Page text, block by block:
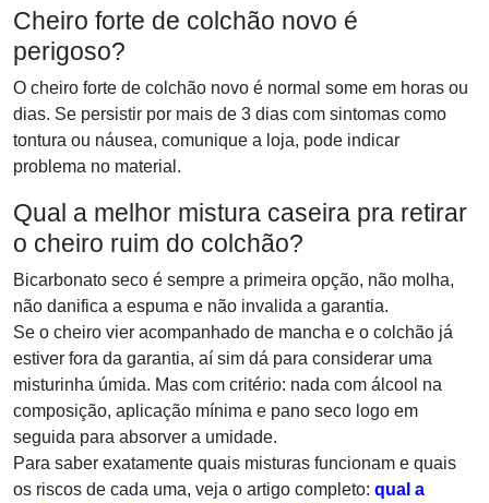
Cheiro forte de colchão novo é
perigoso?
O cheiro forte de colchão novo é normal some em horas ou
dias. Se persistir por mais de 3 dias com sintomas como
tontura ou náusea, comunique a loja, pode indicar
problema no material.
Qual a melhor mistura caseira pra retirar
o cheiro ruim do colchão?
Bicarbonato seco é sempre a primeira opção, não molha,
não danifica a espuma e não invalida a garantia.
Se o cheiro vier acompanhado de mancha e o colchão já
estiver fora da garantia, aí sim dá para considerar uma
misturinha úmida. Mas com critério: nada com álcool na
composição, aplicação mínima e pano seco logo em
seguida para absorver a umidade.
Para saber exatamente quais misturas funcionam e quais
os riscos de cada uma, veja o artigo completo: qual a